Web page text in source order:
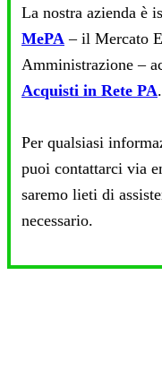
La nostra azienda è
MePA – il Mercato
Amministrazione –
Acquisti in Rete PA.
Per qualsiasi
puoi contattarci via
saremo lieti di
necessario.